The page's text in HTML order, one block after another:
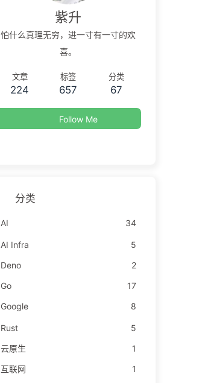
紫升
怕什么真理无穷，进一寸有一寸的欢
喜。
文章
224
标签
657
分类
67
Follow Me
分类
AI 34
AI Infra
5
Deno
2
Go
17
Google
8
Rust
5
云原生
1
互联网
1